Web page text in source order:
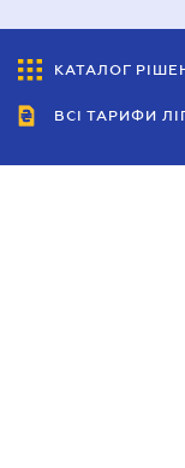
КАТАЛОГ
ВСІ ТАРИФИ